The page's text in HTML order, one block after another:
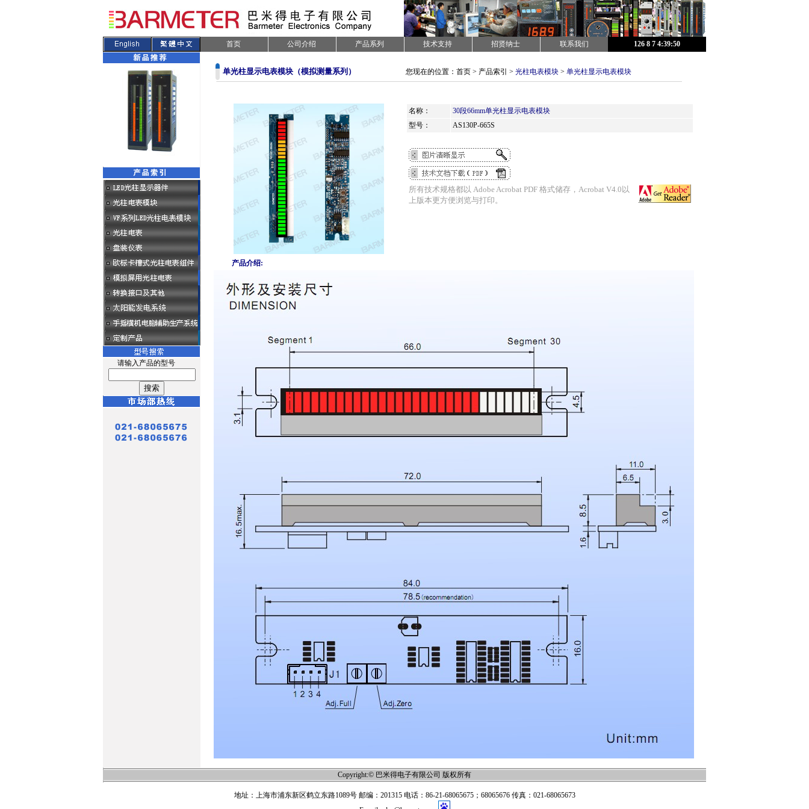
首页 公司介绍 产品系列 技术支持 招贤纳士 联系我们 126 8 7 4:39:51
请输入产品的型号
单光柱显示电表模块（模拟测量系列） 您现在的位置：首页 > 产品索引 > 光柱电表模块> 单光柱显示电表模块
名称：
30段66mm单光柱显示电表模块
型号：
AS130P-665S
所有技术规格都以 Adobe Acrobat PDF 格式储存，Acrobat V4.0以
上版本更方便浏览与打印。
产品介绍:
Copyright:© 巴米得电子有限公司 版权所有
地址：上海市浦东新区鹤立东路1089号 邮编：201315 电话：86-21-68065675；68065676 传真：021-68065673